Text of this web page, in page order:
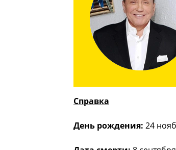
Справка
День рождения: 24